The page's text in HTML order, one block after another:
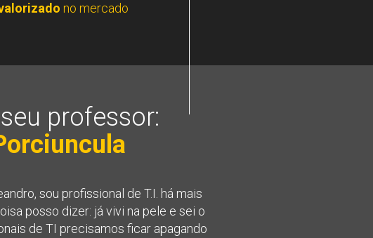
no mercado
professor:
sou profissional de T.I. há mais
posso dizer: já vivi na pele e sei o
de TI precisamos ficar apagando